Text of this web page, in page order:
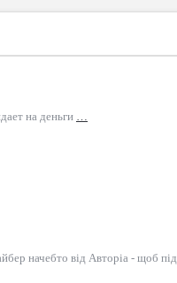
на деньги …
начебто від Авторіа - щоб під